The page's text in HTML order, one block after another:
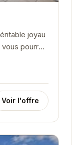
joyau
pourrez
air....
Voir l'offre